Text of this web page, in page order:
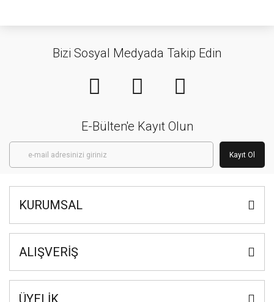
Bizi Sosyal Medyada Takip Edin
E-Bülten'e Kayıt Olun
Kayıt Ol
KURUMSAL
ALIŞVERİŞ
ÜYELİK